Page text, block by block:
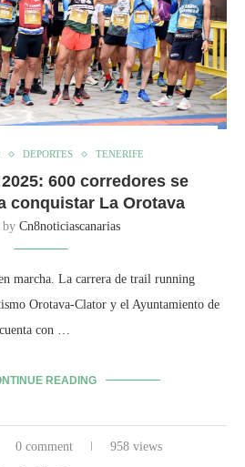
DEPORTES TENERIFE
600 corredores se
conquistar La Orotava
by Cn8noticiascanarias
marcha. La carrera de trail running
Orotava-Clator y el Ayuntamiento de
con …
READING
0 comment 958 views